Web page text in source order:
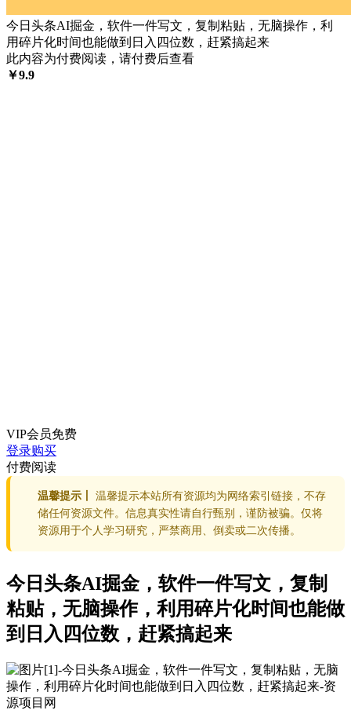
今日头条AI掘金，软件一件写文，复制粘贴，无脑操作，利
用碎片化时间也能做到日入四位数，赶紧搞起来
此内容为付费阅读，请付费后查看
￥9.9
VIP会员免费
登录购买
付费阅读
温馨提示丨
温馨提示本站所有资源均为网络索引链接，不存
储任何资源文件。信息真实性请自行甄别，谨防被骗。仅将
资源用于个人学习研究，严禁商用、倒卖或二次传播。
今日头条AI掘金，软件一件写文，复制
粘贴，无脑操作，利用碎片化时间也能做
到日入四位数，赶紧搞起来